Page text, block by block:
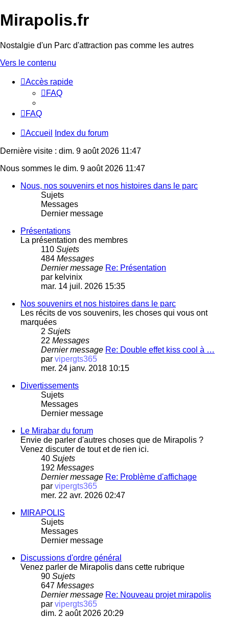
Mirapolis.fr
Nostalgie d'un Parc d'attraction pas comme les autres
Vers le contenu
Accès rapide
FAQ
FAQ
Accueil Index du forum
Dernière visite : dim. 9 août 2026 11:47
Nous sommes le dim. 9 août 2026 11:47
Nous, nos souvenirs et nos histoires dans le parc
Sujets
Messages
Dernier message
Présentations
La présentation des membres
110 Sujets
484 Messages
Dernier message Re: Présentation
par kelvinix
mar. 14 juil. 2026 15:35
Nos souvenirs et nos histoires dans le parc
Les récits de vos souvenirs, les choses qui vous ont
marquées
2 Sujets
22 Messages
Dernier message Re: Double effet kiss cool à …
par vipergts365
mer. 24 janv. 2018 10:15
Divertissements
Sujets
Messages
Dernier message
Le Mirabar du forum
Envie de parler d'autres choses que de Mirapolis ?
Venez discuter de tout et de rien ici.
40 Sujets
192 Messages
Dernier message Re: Problème d'affichage
par vipergts365
mer. 22 avr. 2026 02:47
MIRAPOLIS
Sujets
Messages
Dernier message
Discussions d'ordre général
Venez parler de Mirapolis dans cette rubrique
90 Sujets
647 Messages
Dernier message Re: Nouveau projet mirapolis
par vipergts365
dim. 2 août 2026 20:29